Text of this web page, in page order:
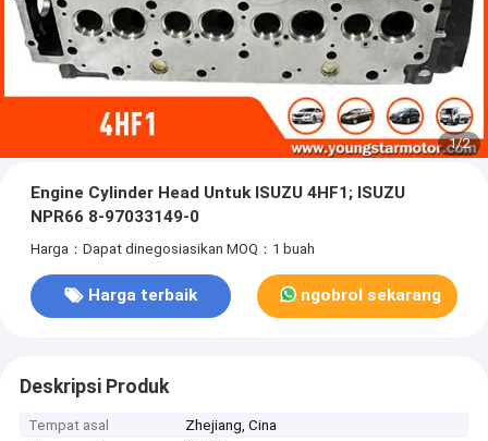
1/2
Engine Cylinder Head Untuk ISUZU 4HF1; ISUZU
NPR66 8-97033149-0
Harga：Dapat dinegosiasikan MOQ：1 buah
Harga terbaik ngobrol sekarang
Deskripsi Produk
Tempat asal
Zhejiang, Cina